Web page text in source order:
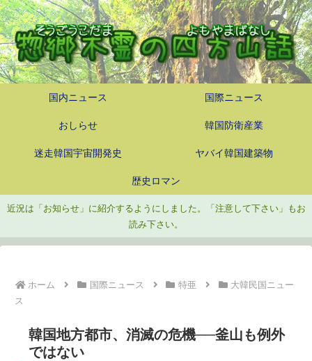
国内ニュース 国際ニュース
おしらせ 韓国防衛産業
迷走韓国宇宙開発史 ヤバイ韓国建築物
歴史ロマン
近況は「お知らせ」に紹介するようにしました。「注意して下さい」もお
読み下さい。
ホーム 国際ニュース 特亜
大韓民国ニュー
ス
韓国地方都市、消滅の危機──釜山も例外
ではない